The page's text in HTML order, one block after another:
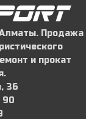
Алматы. Продажа
и прокат
36
90‬